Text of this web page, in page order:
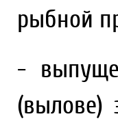
рыбной
-
(вылове)